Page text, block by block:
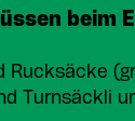
beim
Rucksäcke
Turnsäckli